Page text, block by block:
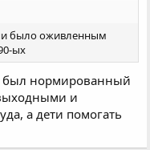
было оживленным
ых
был нормированный
и
а дети помогать